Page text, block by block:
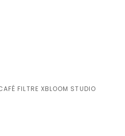
FILTRE XBLOOM STUDIO